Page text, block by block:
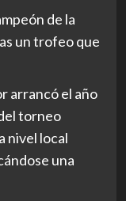
de la
un trofeo que
arrancó el año
torneo
nivel local
una